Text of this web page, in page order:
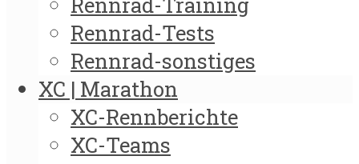
Rennrad-Tests
Rennrad-sonstiges
XC | Marathon
XC-Rennberichte
XC-Teams